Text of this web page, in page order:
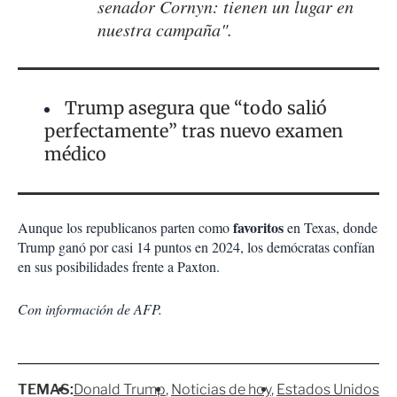
senador Cornyn: tienen un lugar en
nuestra campaña".
Trump asegura que “todo salió
perfectamente” tras nuevo examen
médico
Aunque los republicanos parten comofavoritosen Texas, donde
Trump ganó por casi 14 puntos en 2024, los demócratas confían
en sus posibilidades frente a Paxton.
Con información de AFP.
TEMAS:Donald Trump Noticias de hoy Estados Unidos